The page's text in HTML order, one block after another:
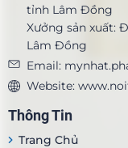
tỉnh Lâm Đồng
Xưởng sản xuất:
Lâm Đồng
Email:
Website:
Thông Tin
Trang Chủ